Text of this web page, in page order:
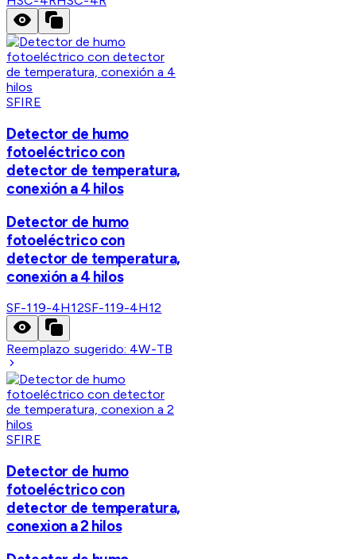
SFIRE
Detector de humo
fotoeléctrico con
detector de temperatura,
conexión a 4 hilos
Detector de humo
fotoeléctrico con
detector de temperatura,
conexión a 4 hilos
SF-119-4H12SF-119-4H12
Reemplazo sugerido: 4W-TB
SFIRE
Detector de humo
fotoeléctrico con
detector de temperatura,
conexion a 2 hilos